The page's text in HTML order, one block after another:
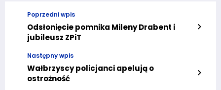
Poprzedni wpis
Odsłonięcie pomnika Mileny Drabent i
jubileusz ZPiT
Następny wpis
Wałbrzyscy policjanci apelują o
ostrożność